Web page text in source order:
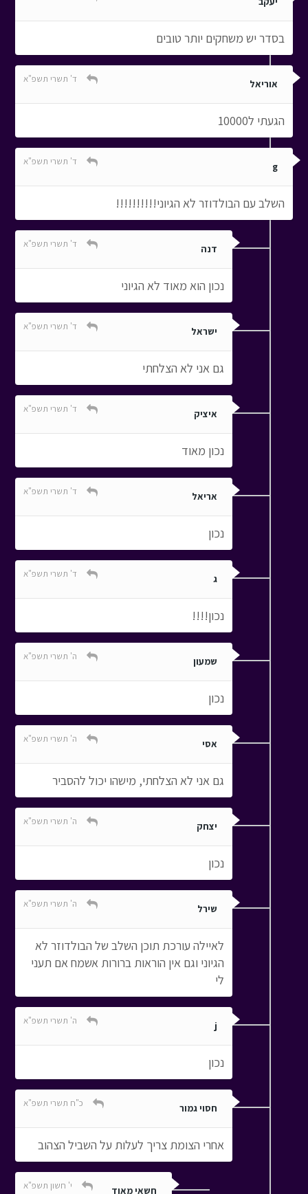
בסדר יש משחקים יותר טובים
אוריאל ד' תשרי תשפ"א
הגעתי ל10000
g ד' תשרי תשפ"א
השלב עם הבולדוזר לא הגיוני!!!!!!!!!!
דנה ד' תשרי תשפ"א
נכון הוא מאוד לא הגיוני
ישראל ד' תשרי תשפ"א
גם אני לא הצלחתי
איציק ד' תשרי תשפ"א
נכון מאוד
אריאל ד' תשרי תשפ"א
נכון
ג ד' תשרי תשפ"א
נכון!!!!
שמעון ה' תשרי תשפ"א
נכון
אסי ה' תשרי תשפ"א
גם אני לא הצלחתי, מישהו יכול להסביר
יצחק ה' תשרי תשפ"א
נכון
שירל ה' תשרי תשפ"א
לאיילה עורכת תוכן השלב של הבולדוזר לא
הגיוני וגם אין הוראות ברורות אשמח אם תעני
לי
j ה' תשרי תשפ"א
נכון
חסוי גמור כ"ח תשרי תשפ"א
אחרי הצומת צריך לעלות על השביל הצהוב
חשאי מאוד י' חשון תשפ"א